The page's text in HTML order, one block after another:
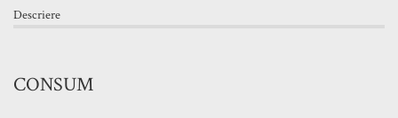
Descriere
CONSUM